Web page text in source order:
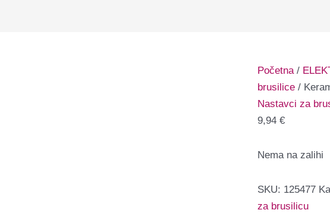
Početna/
brusilice/
Nastavci za
9,94 €
Nema na zalihi
SKU: 125477
za brusilicu